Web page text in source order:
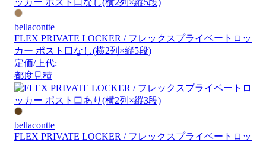
bellacontte
FLEX PRIVATE LOCKER / フレックスプライベートロッ
カー ポスト口なし(横2列×縦5段)
定価/上代:
都度見積
bellacontte
FLEX PRIVATE LOCKER / フレックスプライベートロッ